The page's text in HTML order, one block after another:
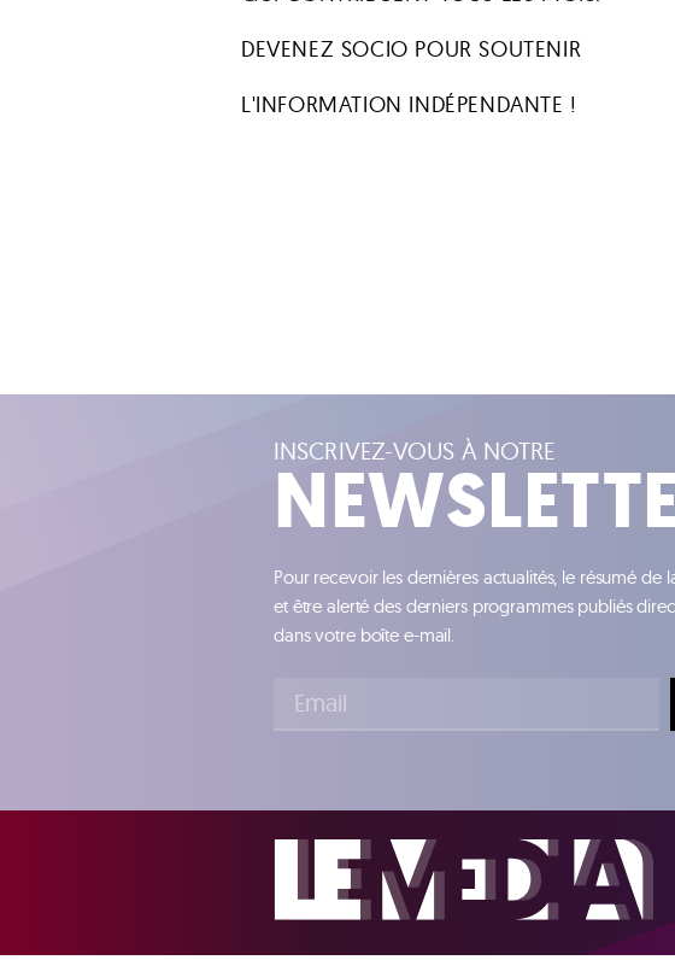
DEVENEZ SOCIO POUR SOUTENIR
L'INFORMATION INDÉPENDANTE !
INSCRIVEZ-VOUS À NOTRE
Pour recevoir les dernières actualités, le résumé de
et être alerté des derniers programmes publiés
dans votre boîte e-mail.